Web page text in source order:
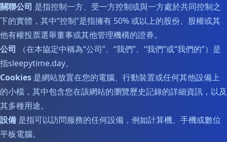
關聯公司 是指控制一方、受一方控制或與一方處於共同控制之
下的實體，其中“控制”是指擁有 50% 或以上的股份、股權或其
他有權投票選舉董事或其他管理機構的證券。
公司 （在本協定中稱為“公司”、“我們”、“我們”或“我們的”）是
指sleepytime.day。
Cookies 是網站放置在您的電腦、行動裝置或任何其他設備上
的小檔，其中包含您在該網站的瀏覽歷史記錄的詳細資訊，以及
其多種用途。
設備 是指可以訪問服務的任何設備，例如計算機、手機或數位
平板電腦。